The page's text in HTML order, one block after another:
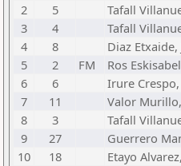
2
5 Tafall
3
4 Tafall
4
8 Diaz Etxaide,
5
2 FM Ros
6
6 Irure
7
11 Valor
8
3 Tafall
9
27 Guerrero
10
18 Etayo